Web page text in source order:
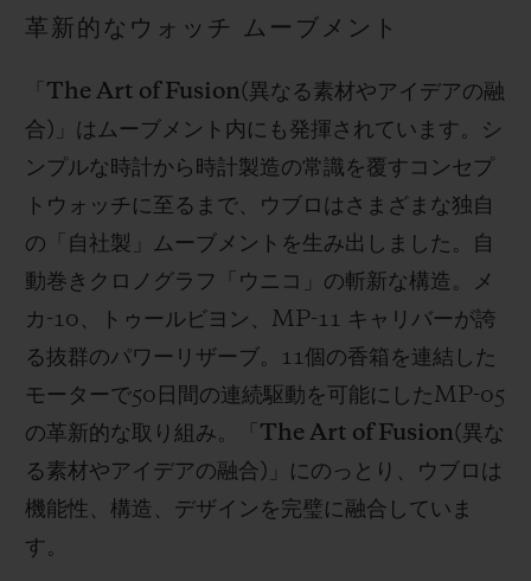
革新的なウォッチ ムーブメント
The Art of Fusion(異なる素材やアイデアの融
合) 」はムーブメント内にも発揮されています。シ
ンプルな時計から時計製造の常識を覆すコンセプ
トウォッチに至るまで、ウブロはさまざまな独自
の「自社製」ムーブメントを生み出しました。自
動巻きクロノグラフ「ウニコ」の斬新な構造。メ
カ -10 、トゥールビヨン、 MP-11 キャリバーが誇
る抜群のパワーリザーブ。 11個の香箱を連結した
モーターで50 日間の連続駆動を可能にしたMP-05
の革新的な取り組み。「 The Art of Fusion(異な
る素材やアイデアの融合) 」にのっとり、ウブロは
機能性、構造、デザインを完璧に融合していま
す。